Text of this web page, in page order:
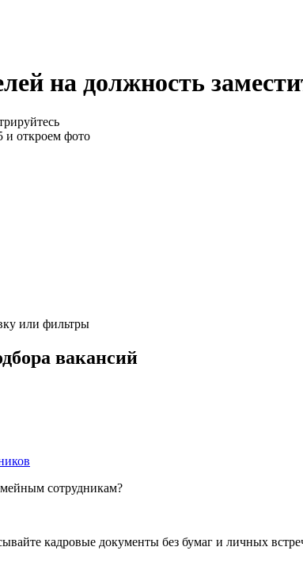
на должность
и откроем фото
или фильтры
вакансий
сотрудникам?
кадровые документы без бумаг и личных